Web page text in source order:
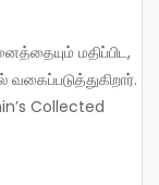
Collected